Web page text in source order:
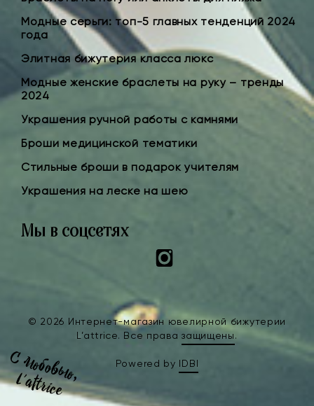
Модные серьги: топ-5 главных тенденций 2024
года
Элитная бижутерия класса люкс
Модные женские браслеты на руку – тренды
2024
Украшения ручной работы с камнями
Броши медицинской тематики
Стильные броши в подарок учителям
Украшения на леске на шею
Мы в соцсетях
Instagram
© 2026 Интернет-магазин ювелирной бижутерии
L’attrice. Все правазащищены.
Powered by IDBI